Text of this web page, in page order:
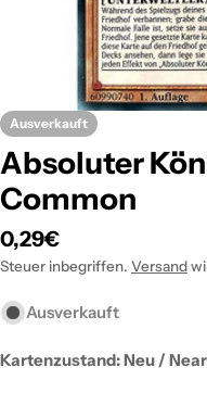
Ausverkauft
Absoluter
Common
Regulärer
Preis
0,29€
Steuer inbegriffen. Versand
Ausverkauft
Kartenzustand: Neu /